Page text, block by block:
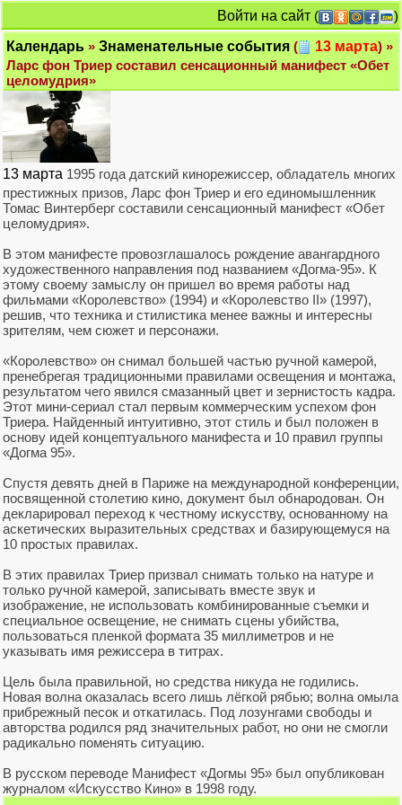
Войти на сайт (
)
Календарь » Знаменательные события ( 13 марта) »
Ларс фон Триер составил сенсационный манифест «Обет
целомудрия»
13 марта 1995 года датский кинорежиссер, обладатель многих
престижных призов, Ларс фон Триер и его единомышленник
Томас Винтерберг составили сенсационный манифест «Обет
целомудрия».
В этом манифесте провозглашалось рождение авангардного
художественного направления под названием «Догма-95». К
этому своему замыслу он пришел во время работы над
фильмами «Королевство» (1994) и «Королевство II» (1997),
решив, что техника и стилистика менее важны и интересны
зрителям, чем сюжет и персонажи.
«Королевство» он снимал большей частью ручной камерой,
пренебрегая традиционными правилами освещения и монтажа,
результатом чего явился смазанный цвет и зернистость кадра.
Этот мини-сериал стал первым коммерческим успехом фон
Триера. Найденный интуитивно, этот стиль и был положен в
основу идей концептуального манифеста и 10 правил группы
«Догма 95».
Спустя девять дней в Париже на международной конференции,
посвященной столетию кино, документ был обнародован. Он
декларировал переход к честному искусству, основанному на
аскетических выразительных средствах и базирующемуся на
10 простых правилах.
В этих правилах Триер призвал снимать только на натуре и
только ручной камерой, записывать вместе звук и
изображение, не использовать комбинированные съемки и
специальное освещение, не снимать сцены убийства,
пользоваться пленкой формата 35 миллиметров и не
указывать имя режиссера в титрах.
Цель была правильной, но средства никуда не годились.
Новая волна оказалась всего лишь лёгкой рябью; волна омыла
прибрежный песок и откатилась. Под лозунгами свободы и
авторства родился ряд значительных работ, но они не смогли
радикально поменять ситуацию.
В русском переводе Манифест «Догмы 95» был опубликован
журналом «Искусство Кино» в 1998 году.